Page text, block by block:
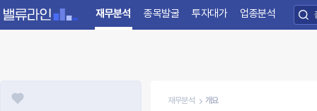
재무분석 종목발굴 투자대가 업종분석
재무분석 개요